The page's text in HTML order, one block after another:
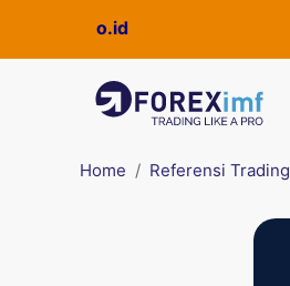
Home Referensi Trading